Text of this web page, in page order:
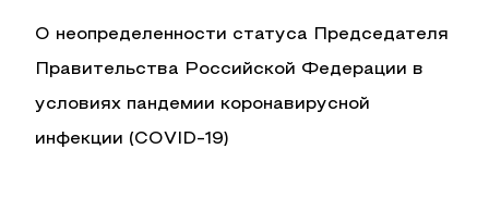
О неопределенности статуса Председателя
Правительства Российской Федерации в
условиях пандемии коронавирусной
инфекции (COVID-19)